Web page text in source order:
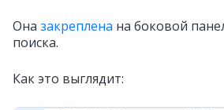
Она закреплена на боковой
поиска.
Как это выглядит: